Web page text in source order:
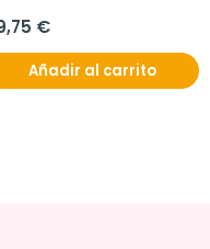
€
Añadir al carrito